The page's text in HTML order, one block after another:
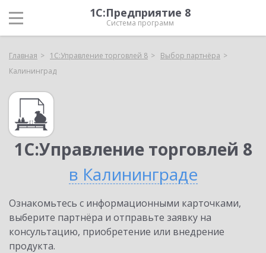
1С:Предприятие 8
Система программ
Главная 1С:Управление торговлей 8
Выбор партнёра
Калининград
1С:Управление торговлей 8
в Калининграде
Ознакомьтесь с информационными карточками,
выберите партнёра и отправьте заявку на
консультацию, приобретение или внедрение
продукта.